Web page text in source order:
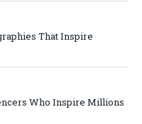
That Inspire
Who Inspire Millions